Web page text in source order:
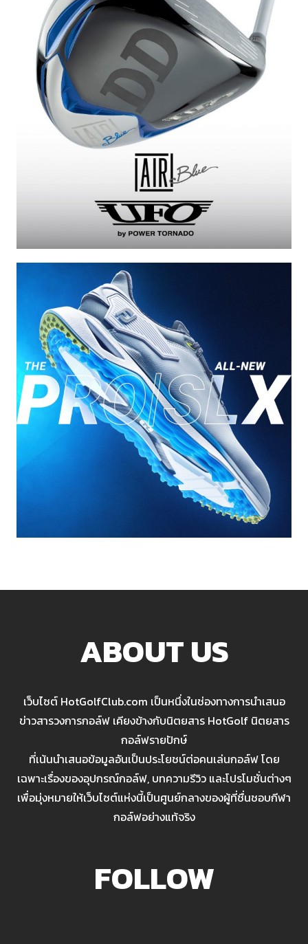
ABOUT US
เว็บไซต์ HotGolfClub.com เป็นหนึ่งในช่องทางการนำเสนอ
ข่าวสารวงการกอล์ฟ เคียงข้างกับนิตยสาร HotGolf นิตยสาร
กอล์ฟรายปักษ์
ที่เน้นนำเสนอข้อมูลอันเป็นประโยชน์ต่อคนเล่นกอล์ฟ โดย
เฉพาะเรื่องของอุปกรณ์กอล์ฟ, บทความรีวิว และโปรโมชั่นต่างๆ
เพื่อมุ่งหมายให้เว็บไซต์แห่งนี้เป็นศูนย์กลางของผู้ที่ชื่นชอบกีฬา
กอล์ฟอย่างแท้จริง
FOLLOW